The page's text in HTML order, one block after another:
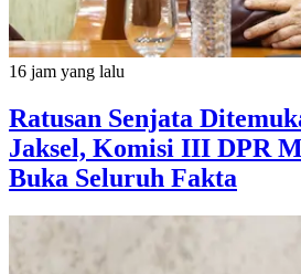
16 jam yang lalu
Ratusan Senjata
Jaksel, Komisi III DPR
Buka Seluruh Fakta